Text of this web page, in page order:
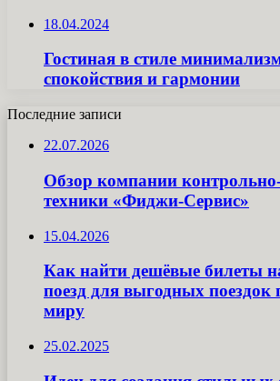
18.04.2024
Гостиная в стиле
спокойствия и гармонии
Последние записи
22.07.2026
Обзор компании
техники «Фиджи-Сервис»
15.04.2026
Как найти дешёвые билеты
поезд для выгодных поездок
миру
25.02.2025